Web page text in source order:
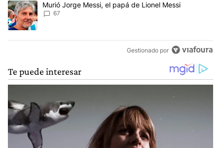
Un artículo de tendencia con el título "Murió Jorge Messi, el
Murió Jorge Messi, el papá de Lionel Messi
67
Gestionado por